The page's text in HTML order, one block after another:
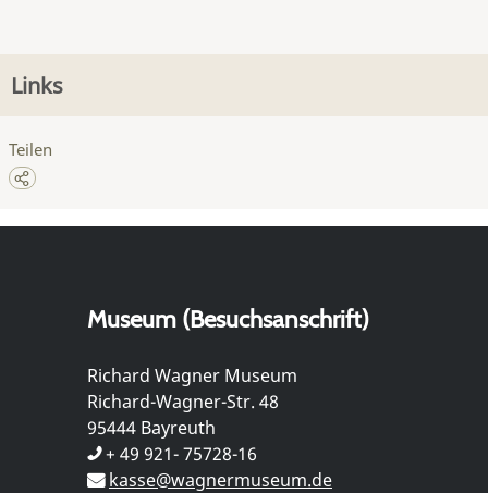
Links
Teilen
Museum (Besuchsanschrift)
Richard Wagner Museum
Richard-Wagner-Str. 48
95444 Bayreuth
+ 49 921- 75728-16
kasse@wagnermuseum.de